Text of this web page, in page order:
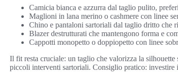
Camicia bianca e azzurra dal taglio pulito,
Maglioni in lana merino o cashmere con linee
Chino e pantaloni sartoriali dal taglio dritto che
Blazer destrutturati che mantengono forma e
Cappotti monopetto o doppiopetto con linee
Il fit resta cruciale: un taglio che valorizza la
piccoli interventi sartoriali. Consiglio pratico: investire